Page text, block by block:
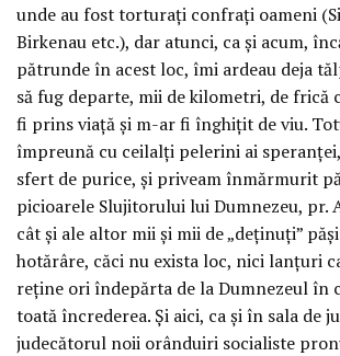
unde au fost torturați confrați oameni
Birkenau etc.), dar atunci, ca și acum,
pătrunde în acest loc, îmi ardeau deja
să fug departe, mii de kilometri, de frică
fi prins viață și m-ar fi înghițit de viu.
împreună cu ceilalți pelerini ai
sfert de purice, și priveam înmărmurit
picioarele Slujitorului lui Dumnezeu, pr.
cât și ale altor mii și mii de „deținuți”
hotărâre, căci nu exista loc, nici lanțuri
reține ori îndepărta de la Dumnezeul în
toată încrederea. Și aici, ca și în sala de
judecătorul noii orânduiri socialiste